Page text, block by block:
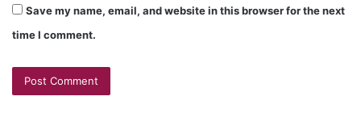
Save my name, email, and website in this browser for the next
time I comment.